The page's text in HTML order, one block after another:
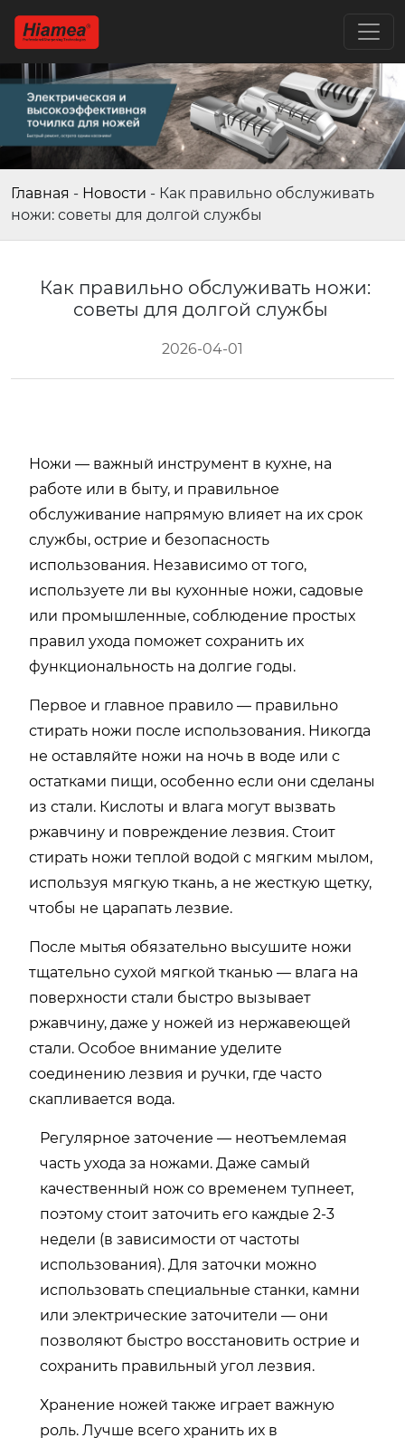
Главная - Новости - Как правильно обслуживать
ножи: советы для долгой службы
Как правильно обслуживать ножи:
советы для долгой службы
2026-04-01
Ножи — важный инструмент в кухне, на
работе или в быту, и правильное
обслуживание напрямую влияет на их срок
службы, острие и безопасность
использования. Независимо от того,
используете ли вы кухонные ножи, садовые
или промышленные, соблюдение простых
правил ухода поможет сохранить их
функциональность на долгие годы.
Первое и главное правило — правильно
стирать ножи после использования. Никогда
не оставляйте ножи на ночь в воде или с
остатками пищи, особенно если они сделаны
из стали. Кислоты и влага могут вызвать
ржавчину и повреждение лезвия. Стоит
стирать ножи теплой водой с мягким мылом,
используя мягкую ткань, а не жесткую щетку,
чтобы не царапать лезвие.
После мытья обязательно высушите ножи
тщательно сухой мягкой тканью — влага на
поверхности стали быстро вызывает
ржавчину, даже у ножей из нержавеющей
стали. Особое внимание уделите
соединению лезвия и ручки, где часто
скапливается вода.
Регулярное заточение — неотъемлемая
часть ухода за ножами. Даже самый
качественный нож со временем тупнеет,
поэтому стоит заточить его каждые 2-3
недели (в зависимости от частоты
использования). Для заточки можно
использовать специальные станки, камни
или электрические заточители — они
позволяют быстро восстановить острие и
сохранить правильный угол лезвия.
Хранение ножей также играет важную
роль. Лучше всего хранить их в